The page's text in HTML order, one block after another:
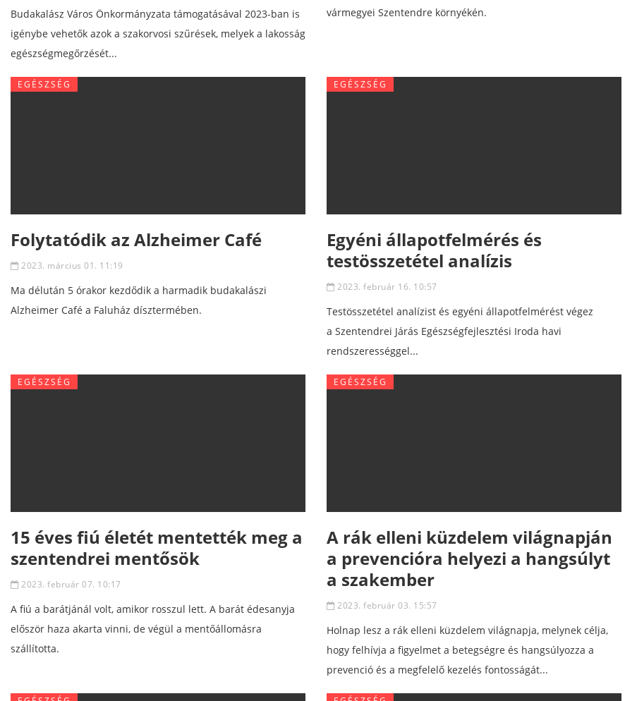
Budakalász Város Önkormányzata támogatásával 2023-ban is
igénybe vehetők azok a szakorvosi szűrések, melyek a lakosság
egészségmegőrzését...
vármegyei Szentendre környékén.
EGÉSZSÉG
Folytatódik az Alzheimer Café
2023. március 01. 11:19
Ma délután 5 órakor kezdődik a harmadik budakalászi
Alzheimer Café a Faluház dísztermében.
EGÉSZSÉG
Egyéni állapotfelmérés és
testösszetétel analízis
2023. február 16. 10:57
Testösszetétel analízist és egyéni állapotfelmérést végez
a Szentendrei Járás Egészségfejlesztési Iroda havi
rendszerességgel...
EGÉSZSÉG
15 éves fiú életét mentették meg a
szentendrei mentősök
2023. február 07. 10:17
A fiú a barátjánál volt, amikor rosszul lett. A barát édesanyja
először haza akarta vinni, de végül a mentőállomásra
szállította.
EGÉSZSÉG
A rák elleni küzdelem világnapján
a prevencióra helyezi a hangsúlyt
a szakember
2023. február 03. 15:57
Holnap lesz a rák elleni küzdelem világnapja, melynek célja,
hogy felhívja a figyelmet a betegségre és hangsúlyozza a
prevenció és a megfelelő kezelés fontosságát...